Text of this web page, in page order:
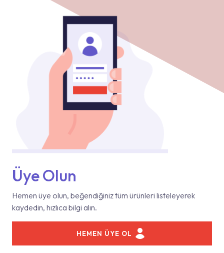
Üye Olun
Hemen üye olun, beğendiğiniz tüm ürünleri listeleyerek
kaydedin, hızlıca bilgi alın.
HEMEN ÜYE OL